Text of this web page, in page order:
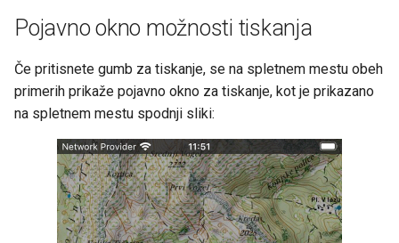
Pojavno okno možnosti tiskanja
Če pritisnete gumb za tiskanje, se na spletnem mestu obeh
primerih prikaže pojavno okno za tiskanje, kot je prikazano
na spletnem mestu spodnji sliki: